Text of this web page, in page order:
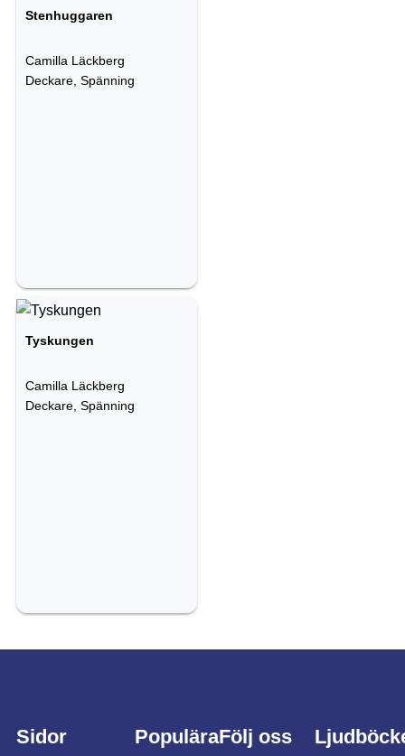
Stenhuggaren
Camilla Läckberg
Deckare, Spänning
Tyskungen
Camilla Läckberg
Deckare, Spänning
Sidor
PopuläraFölj oss